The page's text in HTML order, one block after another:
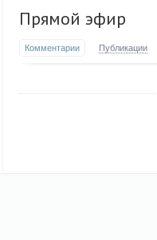
Прямой эфир
Комментарии Публикации